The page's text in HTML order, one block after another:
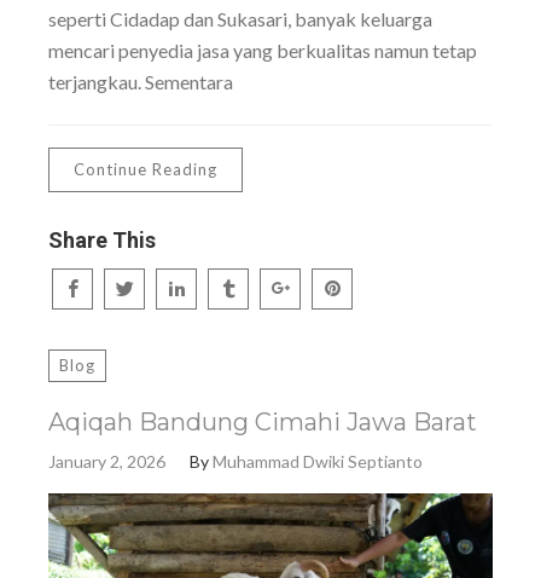
seperti Cidadap dan Sukasari, banyak keluarga
mencari penyedia jasa yang berkualitas namun tetap
terjangkau. Sementara
Continue Reading
Share This
Blog
Aqiqah Bandung Cimahi Jawa Barat
January 2, 2026 ByMuhammad Dwiki Septianto